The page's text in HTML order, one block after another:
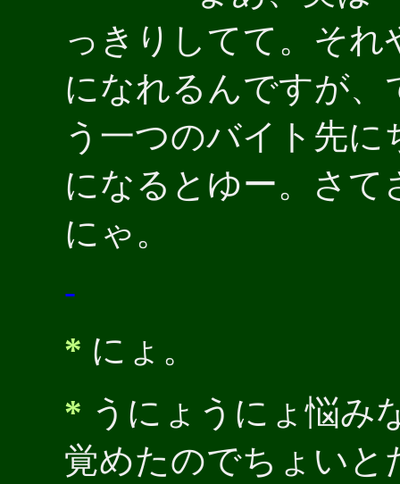
っきりしてて。そ
になれるんですが
う一つのバイト先
になるとゆー。さ
にゃ。
-
* にょ。
* うにょうにょ悩み
覚めたのでちょいと